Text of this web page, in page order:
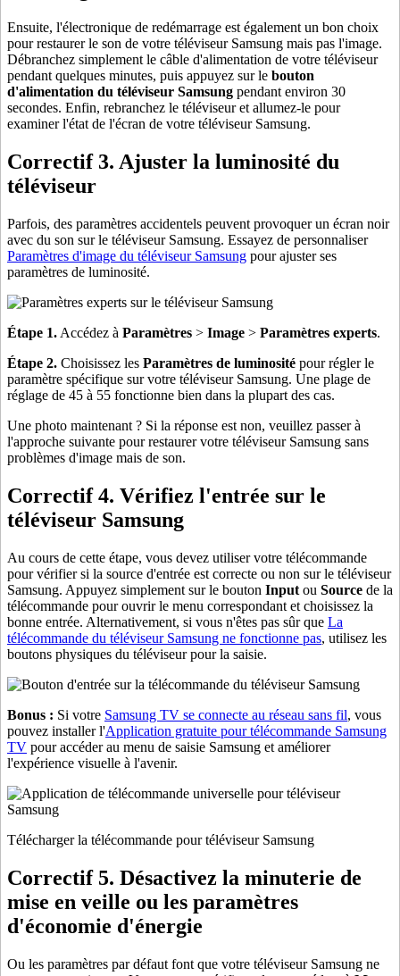
Ensuite, l'électronique de redémarrage est également un bon choix
pour restaurer le son de votre téléviseur Samsung mais pas l'image.
Débranchez simplement le câble d'alimentation de votre téléviseur
pendant quelques minutes, puis appuyez sur le bouton
d'alimentation du téléviseur Samsung pendant environ 30
secondes. Enfin, rebranchez le téléviseur et allumez-le pour
examiner l'état de l'écran de votre téléviseur Samsung.
Correctif 3. Ajuster la luminosité du
téléviseur
Parfois, des paramètres accidentels peuvent provoquer un écran noir
avec du son sur le téléviseur Samsung. Essayez de personnaliser
Paramètres d'image du téléviseur Samsung pour ajuster ses
paramètres de luminosité.
Étape 1. Accédez à Paramètres > Image > Paramètres experts.
Étape 2. Choisissez les Paramètres de luminosité pour régler le
paramètre spécifique sur votre téléviseur Samsung. Une plage de
réglage de 45 à 55 fonctionne bien dans la plupart des cas.
Une photo maintenant ? Si la réponse est non, veuillez passer à
l'approche suivante pour restaurer votre téléviseur Samsung sans
problèmes d'image mais de son.
Correctif 4. Vérifiez l'entrée sur le
téléviseur Samsung
Au cours de cette étape, vous devez utiliser votre télécommande
pour vérifier si la source d'entrée est correcte ou non sur le téléviseur
Samsung. Appuyez simplement sur le bouton Input ou Source de la
télécommande pour ouvrir le menu correspondant et choisissez la
bonne entrée. Alternativement, si vous n'êtes pas sûr que La
télécommande du téléviseur Samsung ne fonctionne pas, utilisez les
boutons physiques du téléviseur pour la saisie.
Bonus : Si votre Samsung TV se connecte au réseau sans fil, vous
pouvez installer l'Application gratuite pour télécommande Samsung
TV pour accéder au menu de saisie Samsung et améliorer
l'expérience visuelle à l'avenir.
Télécharger la télécommande pour téléviseur Samsung
Correctif 5. Désactivez la minuterie de
mise en veille ou les paramètres
d'économie d'énergie
Ou les paramètres par défaut font que votre téléviseur Samsung ne